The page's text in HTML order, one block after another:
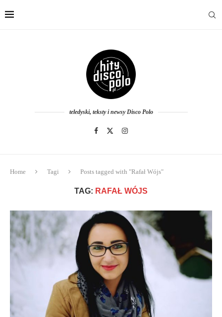
teledyski, teksty i newsy Disco Polo
Home Tagi Posts tagged with "Rafał Wójs"
TAG: RAFAŁ WÓJS